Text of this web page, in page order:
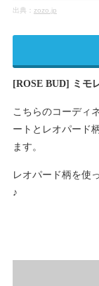
出典： zozo.jp
[ROSE BUD] ミモ
こちらのコーディ
ートとレオパード
ます。
レオパード柄を使
♪